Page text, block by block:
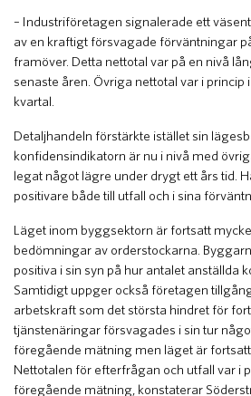
– Industriföretagen signalerade ett
av en kraftigt försvagade förväntningar
framöver. Detta nettotal var på en nivå
senaste åren. Övriga nettotal var i
kvartal.
Detaljhandeln förstärkte istället sin
konfidensindikatorn är nu i nivå med
legat något lägre under drygt ett års tid.
positivare både till utfall och i sina
Läget inom byggsektorn är fortsatt
bedömningar av orderstockarna.
positiva i sin syn på hur antalet anställda
Samtidigt uppger också företagen
arbetskraft som det största hindret för
tjänstenäringar försvagades i sin tur
föregående mätning men läget är
Nettotalen för efterfrågan och utfall var i
föregående mätning, konstaterar